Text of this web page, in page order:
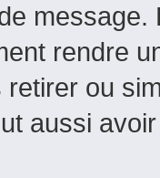
rendre
ou
aussi